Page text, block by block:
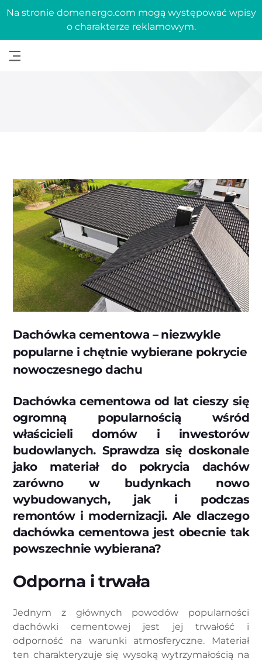
Na stronie domenergo.com mogą występować wpisy
o charakterze reklamowym.
Dachówka cementowa – niezwykle
popularne i chętnie wybierane pokrycie
nowoczesnego dachu
Dachówka cementowa od lat cieszy się
ogromną popularnością wśród
właścicieli domów i inwestorów
budowlanych. Sprawdza się doskonale
jako materiał do pokrycia dachów
zarówno w budynkach nowo
wybudowanych, jak i podczas
remontów i modernizacji. Ale dlaczego
dachówka cementowa jest obecnie tak
powszechnie wybierana?
Odporna i trwała
Jednym z głównych powodów popularności
dachówki cementowej jest jej trwałość i
odporność na warunki atmosferyczne. Materiał
ten charakteryzuje się wysoką wytrzymałością na